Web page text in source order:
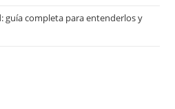
guía completa para entenderlos y